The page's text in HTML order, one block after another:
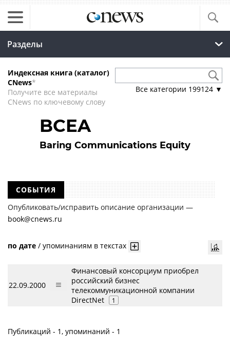
Разделы
Индексная книга (каталог)
CNews*
Получите все материалы
CNews по ключевому слову
Все категории 199124 ▼
BCEA
Baring Communications Equity
СОБЫТИЯ
Опубликовать/исправить описание организации —
book@cnews.ru
по дате / упоминаниям в текстах
22.09.2000
Финансовый консорциум приобрел
российский бизнес
телекоммуникационной компании
DirectNet
1
Публикаций - 1, упоминаний - 1